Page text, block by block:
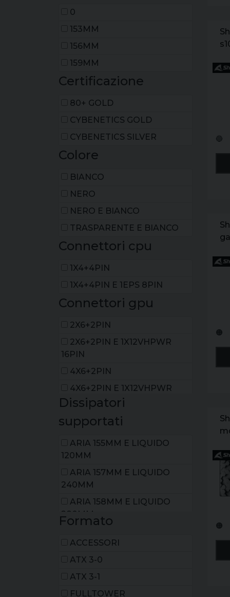
0
153MM
156MM
159MM
Certificazione
80+ GOLD
CYBENETICS GOLD
CYBENETICS SILVER
Colore
BIANCO
NERO
NERO E BIANCO
TRASPARENTE E BIANCO
Connettori cpu
1X4+4PIN
1X4+4PIN E 1EPS 8PIN
Connettori gpu
2X6+2PIN
2X6+2PIN E 1X12VHPWR
16PIN
4X6+2PIN
4X6+2PIN E 1X12VHPWR
16PIN
Dissipatori
supportati
ARIA 155MM E LIQUIDO
120MM
ARIA 157MM E LIQUIDO
240MM
ARIA 158MM E LIQUIDO
280MM
360MM
ARIA 160MM E LIQUIDO
240MM
ARIA 160MM E LIQUIDO
Formato
ACCESSORI
ATX 3-0
ATX 3-1
FULLTOWER
🔵
🟠
🟠